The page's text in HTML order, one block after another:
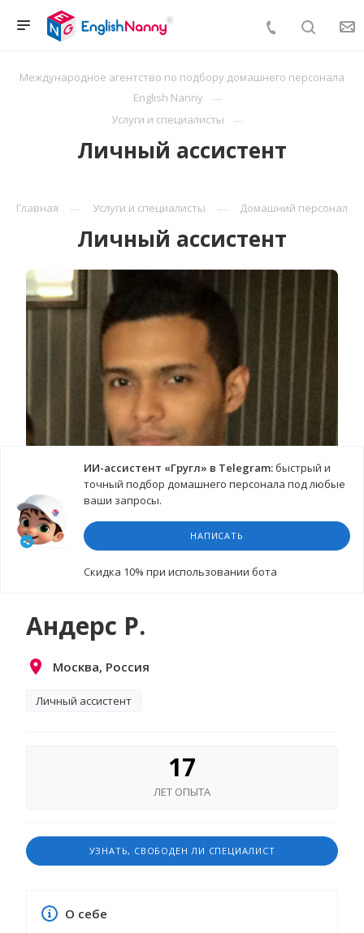
Международное агентство по подбору домашнего персонала
English Nanny
Услуги и специалисты
Личный ассистент
Главная Услуги и специалисты Домашний персонал
Личный ассистент
ИИ-ассистент «Гругл» в Telegram:быстрый и
точный подбор домашнего персонала под любые
ваши запросы.
НАПИСАТЬ
Cкидка 10% при использовании бота
Андерс Р.
Москва, Россия
Личный ассистент
17
ЛЕТ ОПЫТА
УЗНАТЬ, СВОБОДЕН ЛИ СПЕЦИАЛИСТ
О себе